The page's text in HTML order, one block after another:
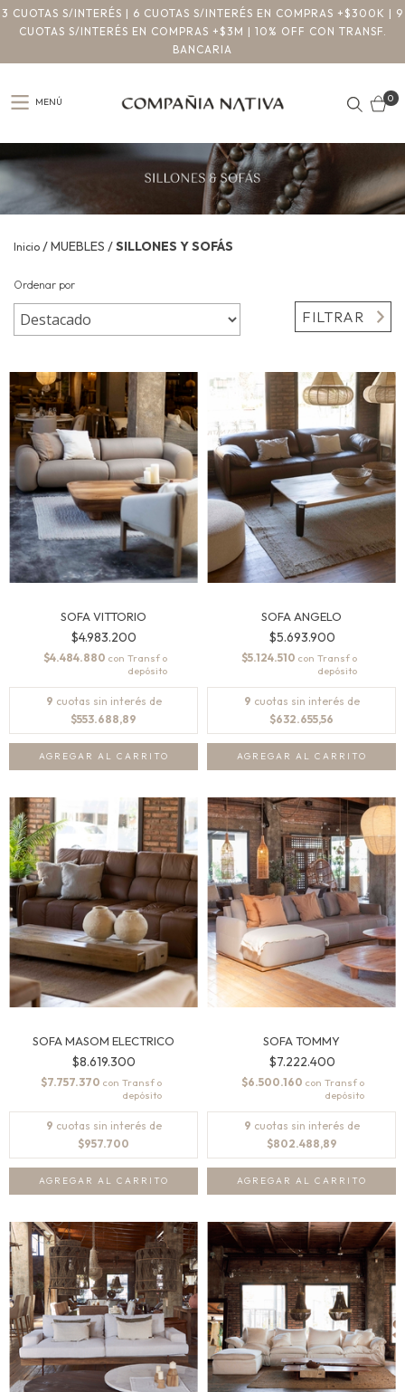
3 CUOTAS S/INTERÉS | 6 CUOTAS S/INTERÉS EN COMPRAS +$300K | 9
CUOTAS S/INTERÉS EN COMPRAS +$3M | 10% OFF CON TRANSF.
BANCARIA
MENÚ 0
Inicio /MUEBLES /SILLONES Y SOFÁS
Ordenar por
FILTRAR
SOFA VITTORIO
$4.983.200
$4.484.880 con
9 cuotas sin interés de
$553.688,89
SOFA ANGELO
$5.693.900
$5.124.510 con
9 cuotas sin interés de
$632.655,56
SOFA MASOM ELECTRICO
$8.619.300
$7.757.370 con
9 cuotas sin interés de
$957.700
SOFA TOMMY
$7.222.400
$6.500.160 con
9 cuotas sin interés de
$802.488,89